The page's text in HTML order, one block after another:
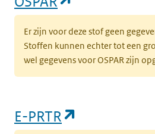
Er zijn voor deze stof geen
Stoffen kunnen echter tot een
wel gegevens voor OSPAR zijn
E-PRTR